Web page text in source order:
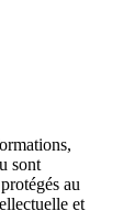
sont
au
et